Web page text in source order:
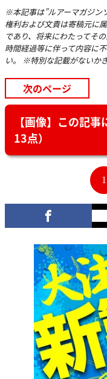
※本記事は”ルアーマガジン
権利および文責は寄稿元に
であり、将来にわたってそ
時間経過等に伴って内容に
い。 ※特別な記載がないか
次のページ
【画像】この記
13点）
1